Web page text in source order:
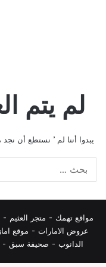
لم يتم
يبدوا أننا لم ’ نستطع أن
مواقع تهمك - متجر العثيم -
عروض الامارات - موقع
الدانوب - صحيفة سبق -